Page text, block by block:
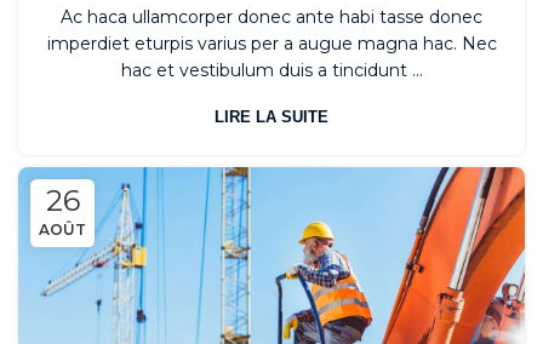
Ac haca ullamcorper donec ante habi tasse donec
imperdiet eturpis varius per a augue magna hac. Nec
hac et vestibulum duis a tincidunt ...
LIRE LA SUITE
26
AOÛT